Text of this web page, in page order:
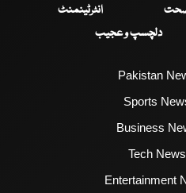
انٹرٹینمنٹ
دلچسپ و عجیب
Pakistan
Sports
Business
Tech
Entertainment